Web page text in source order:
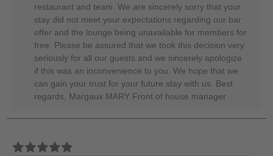
restaurant and team. We are sincerely sorry that your
stay did not meet your expectations regarding our bar
offer and the lounge being unavailable for members for
free. Please be assured that we took this decision very
seriously for all our guests and we sincerely apologize
if this was an inconvenience to you. We hope that we
can gain your trust for your future stay with us. Best
regards, Margaux MARY Front of house manager